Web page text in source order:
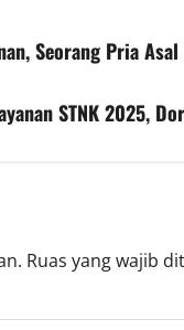
Seorang Pria
STNK 2025,
Ruas yang wajib